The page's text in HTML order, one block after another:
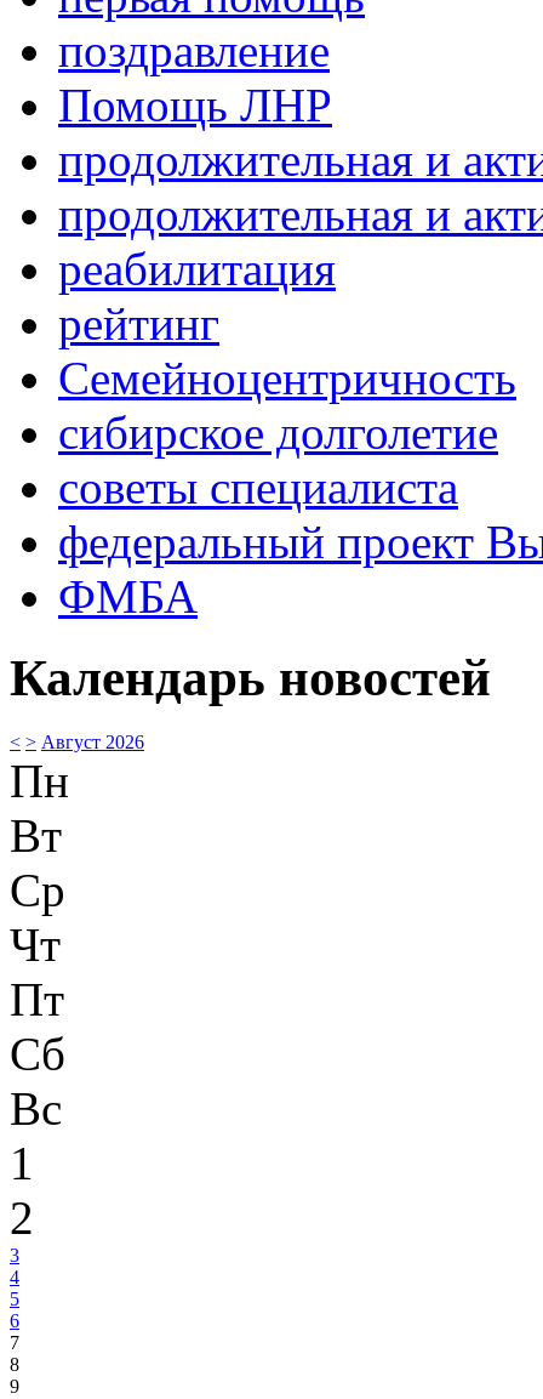
поздравление
Помощь ЛНР
продолжительная и
продолжительная и
реабилитация
рейтинг
Семейноцентричность
сибирское долголетие
советы специалиста
федеральный проект
ФМБА
Календарь новостей
< > Август 2026
Пн
Вт
Ср
Чт
Пт
Сб
Вс
1
2
3
4
5
6
7
8
9